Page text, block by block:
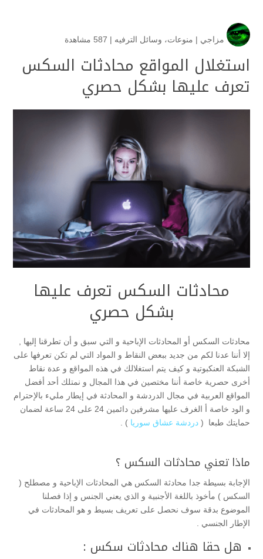
مزاجي | منوعات، وسائل الترفيه | 587 مشاهدة
استغلال المواقع محادثات السكس
تعرف عليها بشكل حصري
محادثات السكس تعرف عليها
بشكل حصري
محادثات السكس أو المحادثات الإباحية و التي سبق و أن تطرقنا إليها ,
إلا أننا عدنا لكم من جديد ببعض النقاط و المواد التي لم تكن تعرفها على
الشبكة العنكبوتية و كيف يتم استغلالك في هذه المواقع و عدة نقاط
أخرى حصرية خاصة أننا مختصين في هذا المجال و نمتلك أحد أفضل
المواقع العربية في مجال الدردشة و المحادثة في إيطار مليء بالإحترام
و الود خاصة أ الغرف عليها مشرفين دائمين 24 على 24 ساعة لضمان
حمايتك طبعا ( دردشة عشاق سوريا ) .
ماذا تعني محادثات السكس ؟
الإجابة بسيطة جدا محادثة السكس هي المحادثات الإباحية و مصطلح (
السكس ) مأخوذ باللغة الأجنبية و الذي يعني الجنس و إذا فصلنا
الموضوع بدقة سوف نحصل على تعريف بسيط و هو المحادثات في
الإطار الجنسي .
هل حقا هناك محادثات سكس :